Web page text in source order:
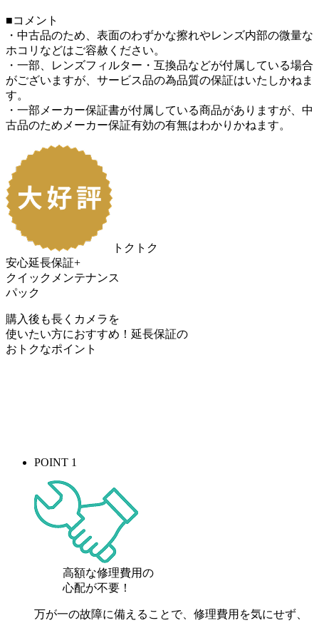
■コメント
・中古品のため、表面のわずかな擦れやレンズ内部の微量な
ホコリなどはご容赦ください。
・一部、レンズフィルター・互換品などが付属している場合
がございますが、サービス品の為品質の保証はいたしかねま
す。
・一部メーカー保証書が付属している商品がありますが、中
古品のためメーカー保証有効の有無はわかりかねます。
トクトク
安心延長保証+
クイックメンテナンス
パック
購入後も長くカメラを
使いたい方におすすめ！ 延長保証の
おトクなポイント
POINT 1
高額な修理費用の
心配が不要！
万が一の故障に備えることで、修理費用を気にせず、